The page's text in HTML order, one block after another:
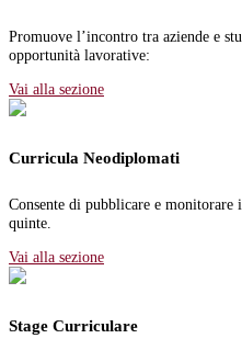
Promuove l’incontro tra aziende e
opportunità lavorative:
Vai alla sezione
Curricula Neodiplomati
Consente di pubblicare e
quinte.
Vai alla sezione
Stage Curriculare